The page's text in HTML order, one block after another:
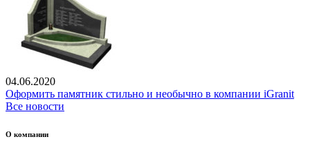
04.06.2020
Оформить памятник стильно и необычно в компании iGranit
Все новости
О компании